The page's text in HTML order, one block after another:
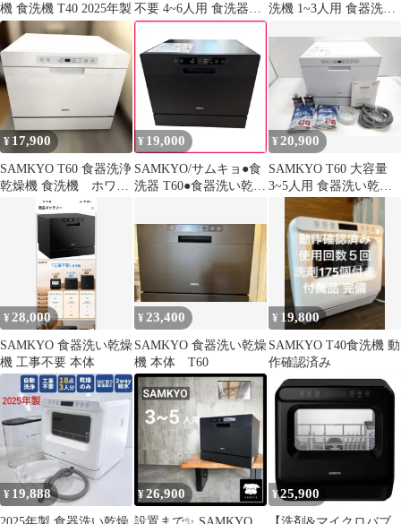
機 食洗機 T40 2025年製 不要 4~6人用 食洗器家
庭用 T80
洗機 1~3人用 食器洗い
¥ 17,900
SAMKYO T60 食器洗浄
乾燥機 食洗機 ホワイ
ト 白 2024年製
¥ 19,000
SAMKYO/サムキョ●食
洗器 T60●食器洗い乾燥
き 熱風送風 中古 札幌
¥20,900
SAMKYO T60 大容量
3~5人用 食器洗い乾燥
機 24年製 工事不要◇
¥ 28,000
SAMKYO 食器洗い乾燥
機 工事不要 本体
¥ 23,400
SAMKYO 食器洗い乾燥
機 本体 T60
¥ 19,800
SAMKYO T40食洗機 動
作確認済み
¥ 19,888 ¥26,900 ¥25,900